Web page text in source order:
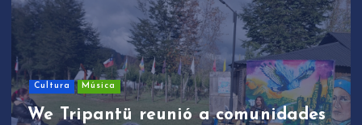
Cultura Música
We Tripantü reunió a comunidades